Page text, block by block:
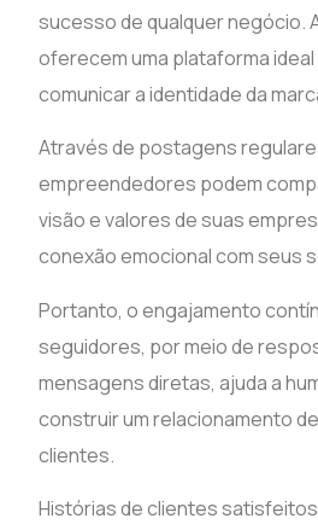
sucesso de qualquer negócio.
oferecem uma plataforma
comunicar a identidade da
Através de postagens
empreendedores podem
visão e valores de suas
conexão emocional com seus
Portanto, o engajamento
seguidores, por meio de
mensagens diretas, ajuda a
construir um relacionamento
clientes.
Histórias de clientes